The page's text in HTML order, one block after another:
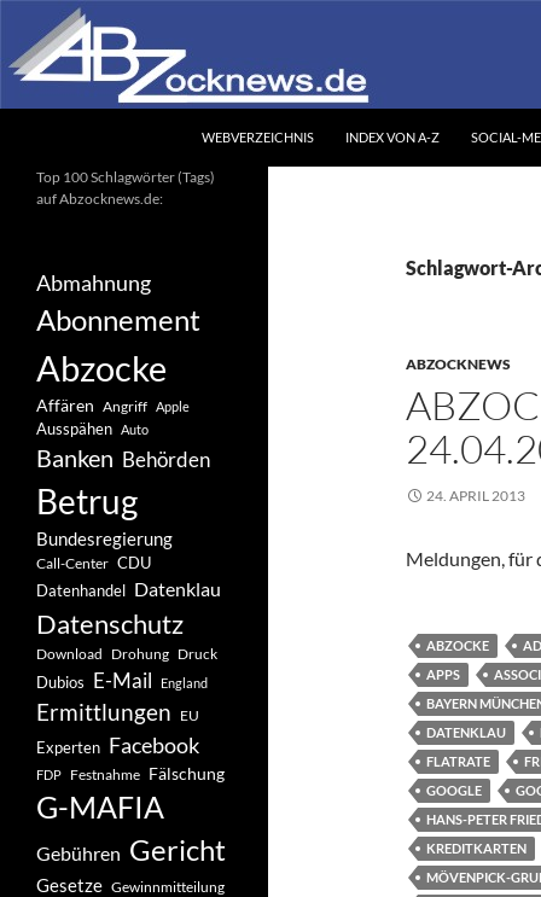
Inhalt
springen
WEBVERZEICHNIS INDEX VON A-Z SOCIAL-
Schlagwort-
ABZOCKNEWS
24. APRIL 2013
Meldungen, für
ABZOCKE
APPS
BAYERN
DATENKLAU
FLATRATE
GOOGLE
HANS-PETER
KREDITKARTEN
MÖVENPICK-
Ihr unabhängiges
Informationsportal
Top 100 Schlagwörter (Tags)
auf Abzocknews.de:
Abmahnung
Abonnement
Abzocke
Affären Angriff Apple
Ausspähen Auto
Banken Behörden
Betrug
Bundesregierung
Call-Center CDU
Datenhandel Datenklau
Datenschutz
Download Drohung Druck
Dubios E-Mail England
Ermittlungen EU
Experten Facebook
FDP Festnahme Fälschung
G-MAFIA
Gebühren Gericht
Gesetze Gewinnmitteilung